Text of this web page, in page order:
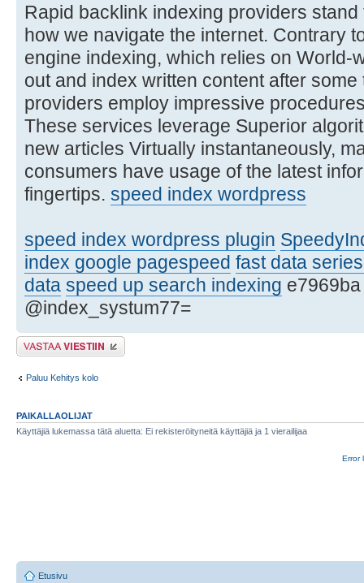
Rapid backlink indexing providers
how we navigate the internet. Contrary
engine indexing, which relies on World-
out and index written content after
providers employ impressive
These services leverage Superior
new articles Virtually instantaneously,
consumers have usage of the latest
fingertips. speed index wordpress
speed index wordpress plugin
index google pagespeed fast data
data speed up search indexing e7969ba
@index_systum77=
Lähetä vastaus
Paluu Kehitys kolo
PAIKALLAOLIJAT
Käyttäjiä lukemassa tätä aluetta: Ei rekisteröityneitä käyttäjiä ja 1 vierailijaa
Error
Etusivu